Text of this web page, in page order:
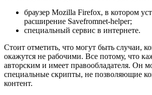
браузер Mozilla Firefox, в котором
расширение Savefromnet-helper;
специальный сервис в интернете.
Стоит отметить, что могут быть случаи,
окажутся не рабочими. Все потому, что
авторским и имеет правообладателя. Он
специальные скрипты, не позволяющие
контент.